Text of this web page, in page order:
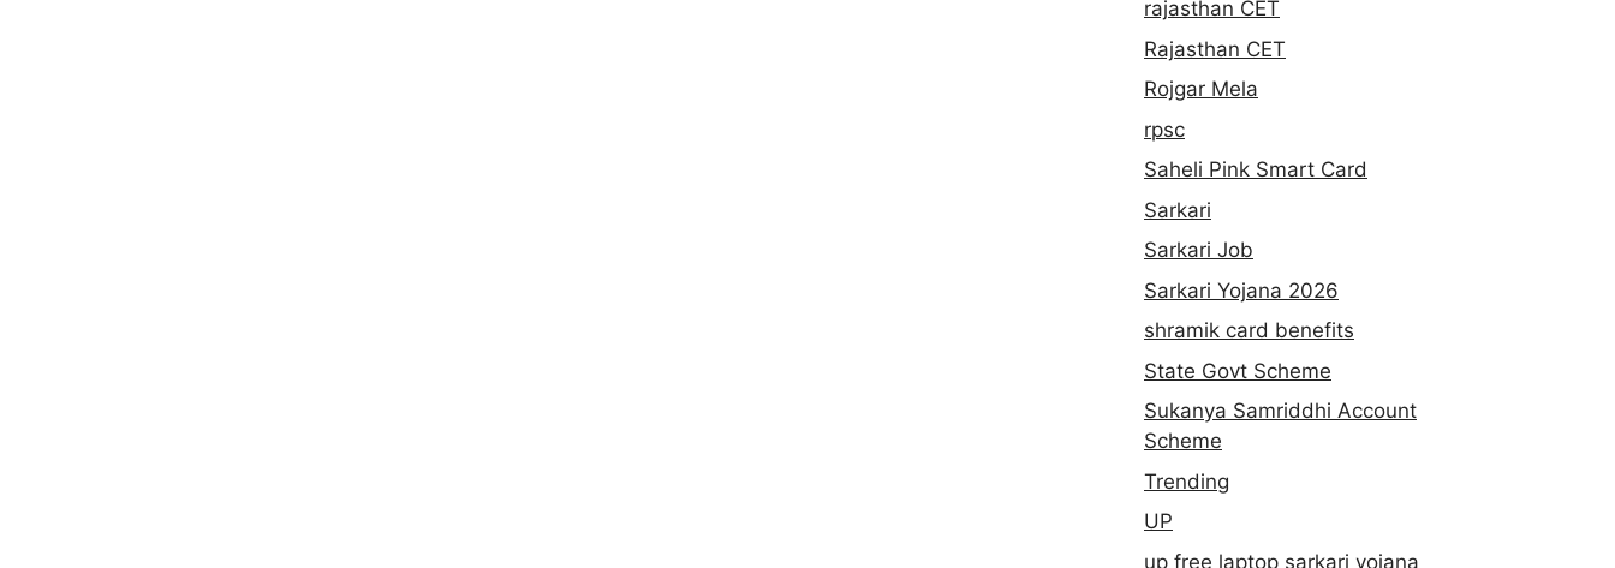
rajasthan CET
Rajasthan CET
Rojgar Mela
rpsc
Saheli Pink Smart Card
Sarkari
Sarkari Job
Sarkari Yojana 2026
shramik card benefits
State Govt Scheme
Sukanya Samriddhi Account
Scheme
Trending
UP
up free laptop sarkari yojana